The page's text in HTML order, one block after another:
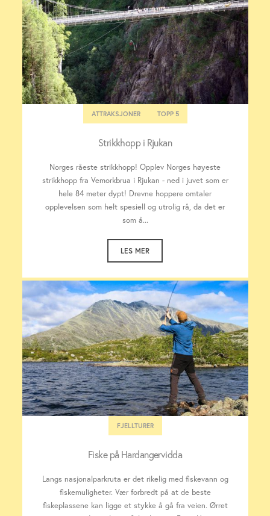
ATTRAKSJONER TOPP 5
Strikkhopp i Rjukan
Norges råeste strikkhopp! Opplev Norges høyeste
strikkhopp fra Vemorkbrua i Rjukan - ned i juvet som er
hele 84 meter dypt! Drevne hoppere omtaler
opplevelsen som helt spesiell og utrolig rå, da det er
som å...
LES MER
FJELLTURER
Fiske på Hardangervidda
Langs nasjonalparkruta er det rikelig med fiskevann og
fiskemuligheter. Vær forbredt på at de beste
fiskeplassene kan ligge et stykke å gå fra veien. Ørret